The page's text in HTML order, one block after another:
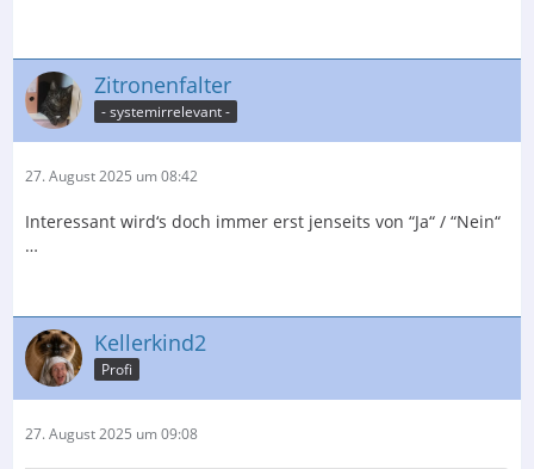
Zitronenfalter
- systemirrelevant -
27. August 2025 um 08:42
Interessant wird‘s doch immer erst jenseits von “Ja“ / “Nein“
…
Kellerkind2
Profi
27. August 2025 um 09:08